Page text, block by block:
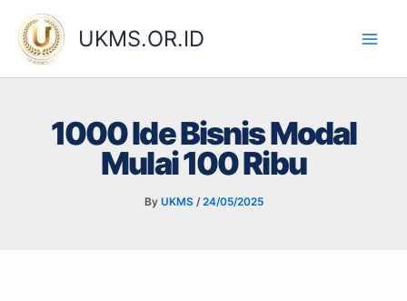
content
UKMS.OR.ID
1000 Ide Bisnis Modal
Mulai 100 Ribu
By UKMS /24/05/2025